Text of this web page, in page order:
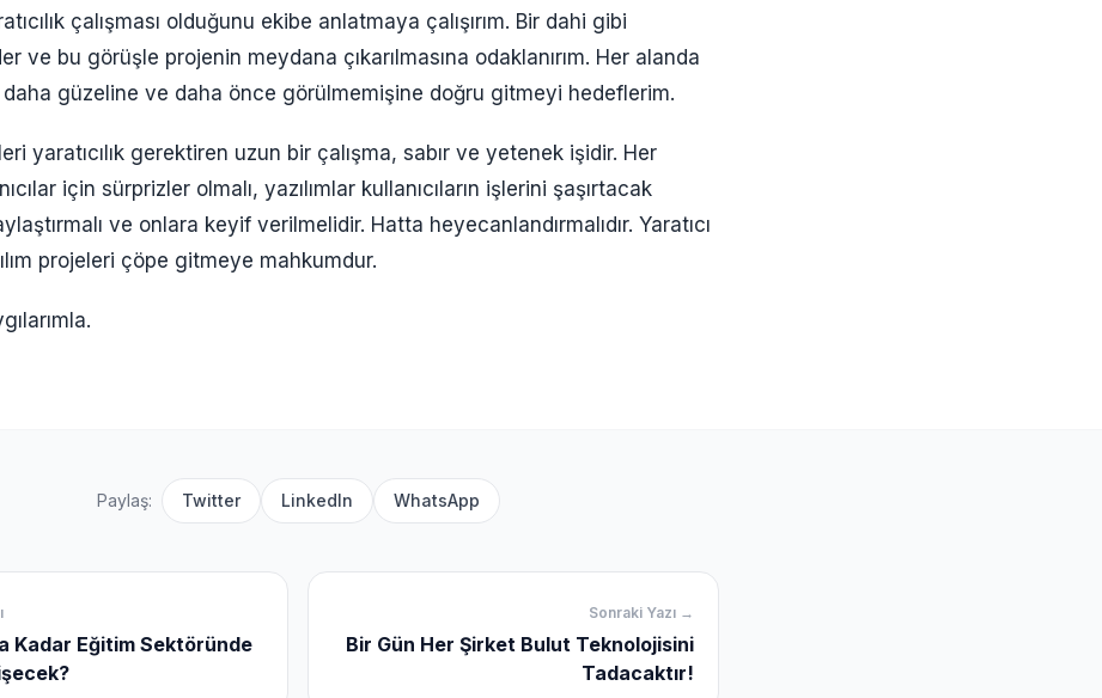
çalışması olduğunu ekibe anlatmaya çalışırım. Bir dahi gibi
ve bu görüşle projenin meydana çıkarılmasına odaklanırım. Her alanda
güzeline ve daha önce görülmemişine doğru gitmeyi hedeflerim.
yaratıcılık gerektiren uzun bir çalışma, sabır ve yetenek işidir. Her
için sürprizler olmalı, yazılımlar kullanıcıların işlerini şaşırtacak
ve onlara keyif verilmelidir. Hatta heyecanlandırmalıdır. Yaratıcı
projeleri çöpe gitmeye mahkumdur.
Paylaş: Twitter LinkedIn WhatsApp
Kadar Eğitim Sektöründe
Sonraki Yazı →
Bir Gün Her Şirket Bulut Teknolojisini
Tadacaktır!